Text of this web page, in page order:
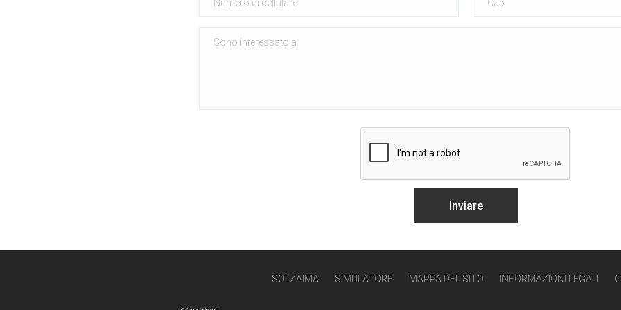
SOLZAIMA SIMULATORE MAPPA DEL SITO INFORMAZIONI LEGALI